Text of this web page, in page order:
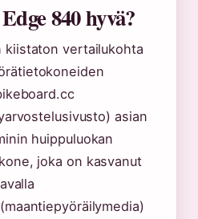
840 hyvä?
kiistaton vertailukohta
asian
huippuluokan
joka on kasvanut